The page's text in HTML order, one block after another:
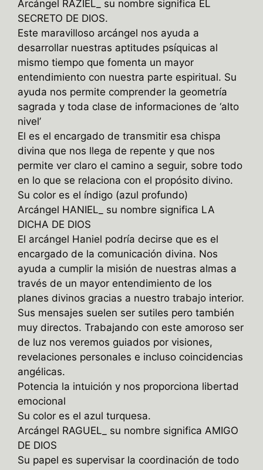
Arcángel RAZIEL_ su nombre significa EL
SECRETO DE DIOS.
Este maravilloso arcángel nos ayuda a
desarrollar nuestras aptitudes psíquicas al
mismo tiempo que fomenta un mayor
entendimiento con nuestra parte espiritual. Su
ayuda nos permite comprender la geometría
sagrada y toda clase de informaciones de ‘alto
nivel’
El es el encargado de transmitir esa chispa
divina que nos llega de repente y que nos
permite ver claro el camino a seguir, sobre todo
en lo que se relaciona con el propósito divino.
Su color es el índigo (azul profundo)
Arcángel HANIEL_ su nombre significa LA
DICHA DE DIOS
El arcángel Haniel podría decirse que es el
encargado de la comunicación divina. Nos
ayuda a cumplir la misión de nuestras almas a
través de un mayor entendimiento de los
planes divinos gracias a nuestro trabajo interior.
Sus mensajes suelen ser sutiles pero también
muy directos. Trabajando con este amoroso ser
de luz nos veremos guiados por visiones,
revelaciones personales e incluso coincidencias
angélicas.
Potencia la intuición y nos proporciona libertad
emocional
Su color es el azul turquesa.
Arcángel RAGUEL_ su nombre significa AMIGO
DE DIOS
Su papel es supervisar la coordinación de todo